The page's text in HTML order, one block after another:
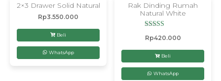
2×3 Drawer Solid Natural
Rp3.550.000
Beli
WhatsApp
Rak Dinding Rumah
Natural White
5.00
Rp420.000
Beli
WhatsApp